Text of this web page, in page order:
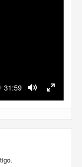
Current
31:59
Mute Fullscreen